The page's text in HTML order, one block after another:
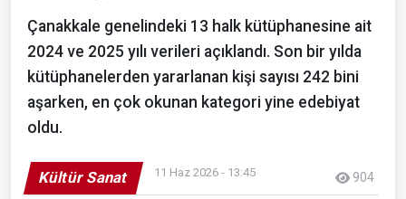
Çanakkale genelindeki 13 halk kütüphanesine ait
2024 ve 2025 yılı verileri açıklandı. Son bir yılda
kütüphanelerden yararlanan kişi sayısı 242 bini
aşarken, en çok okunan kategori yine edebiyat
oldu.
Kültür Sanat 11 Haz 2026 - 13:45 904